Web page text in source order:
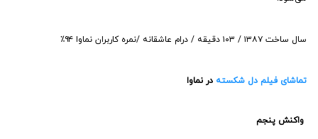
سال ساخت ۱۳۸۷ / ۱۰۳ دقیقه / درام‌ عاشقانه /نمره کاربران نماوا ۹۴٪
تماشای فیلم دل شکسته در نماوا
‏واکنش پنجم